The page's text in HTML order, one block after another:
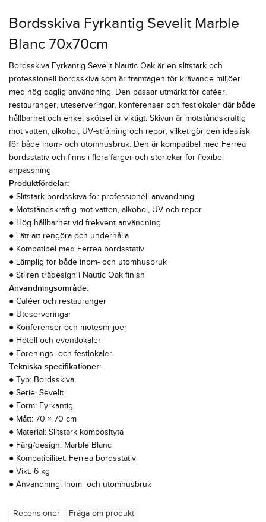
Bordsskiva Fyrkantig Sevelit Marble
Blanc 70x70cm
Bordsskiva Fyrkantig Sevelit Nautic Oak är en slitstark och
professionell bordsskiva som är framtagen för krävande miljöer
med hög daglig användning. Den passar utmärkt för caféer,
restauranger, uteserveringar, konferenser och festlokaler där både
hållbarhet och enkel skötsel är viktigt. Skivan är motståndskraftig
mot vatten, alkohol, UV-strålning och repor, vilket gör den idealisk
för både inom- och utomhusbruk. Den är kompatibel med Ferrea
bordsstativ och finns i flera färger och storlekar för flexibel
anpassning.
Produktfördelar:
● Slitstark bordsskiva för professionell användning
● Motståndskraftig mot vatten, alkohol, UV och repor
● Hög hållbarhet vid frekvent användning
● Lätt att rengöra och underhålla
● Kompatibel med Ferrea bordsstativ
● Lämplig för både inom- och utomhusbruk
● Stilren trädesign i Nautic Oak finish
Användningsområde:
● Caféer och restauranger
● Uteserveringar
● Konferenser och mötesmiljöer
● Hotell och eventlokaler
● Förenings- och festlokaler
Tekniska specifikationer:
● Typ: Bordsskiva
● Serie: Sevelit
● Form: Fyrkantig
● Mått: 70 × 70 cm
● Material: Slitstark komposityta
● Färg/design: Marble Blanc
● Kompatibilitet: Ferrea bordsstativ
● Vikt: 6 kg
● Användning: Inom- och utomhusbruk
Recensioner Fråga om produkt